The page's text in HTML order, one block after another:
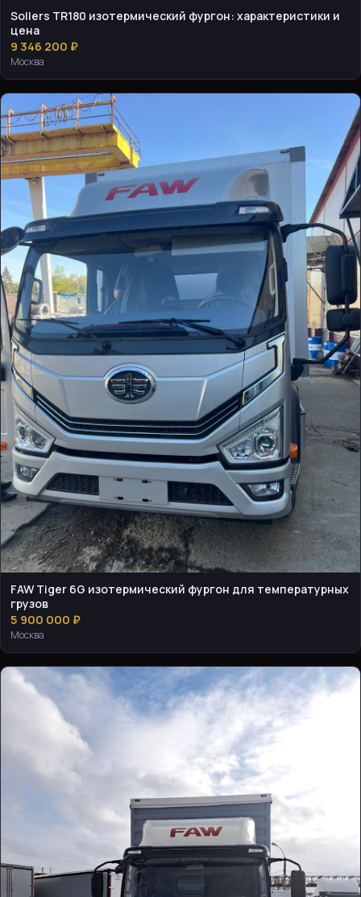
Sollers TR180 изотермический фургон: характеристики и
цена
9 346 200 ₽
Москва
FAW Tiger 6G изотермический фургон для температурных
грузов
5 900 000 ₽
Москва